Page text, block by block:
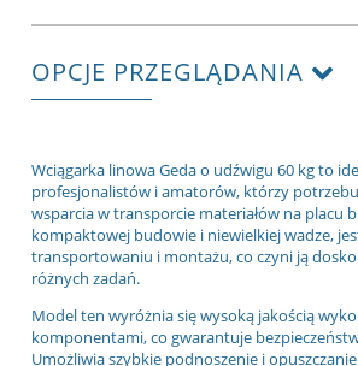
OPCJE PRZEGLĄDANIA
Wciągarka linowa Geda o udźwigu 60 kg to
profesjonalistów i amatorów, którzy
wsparcia w transporcie materiałów na placu
kompaktowej budowie i niewielkiej wadze,
transportowaniu i montażu, co czyni ją
różnych zadań.
Model ten wyróżnia się wysoką jakością
komponentami, co gwarantuje
Umożliwia szybkie podnoszenie i